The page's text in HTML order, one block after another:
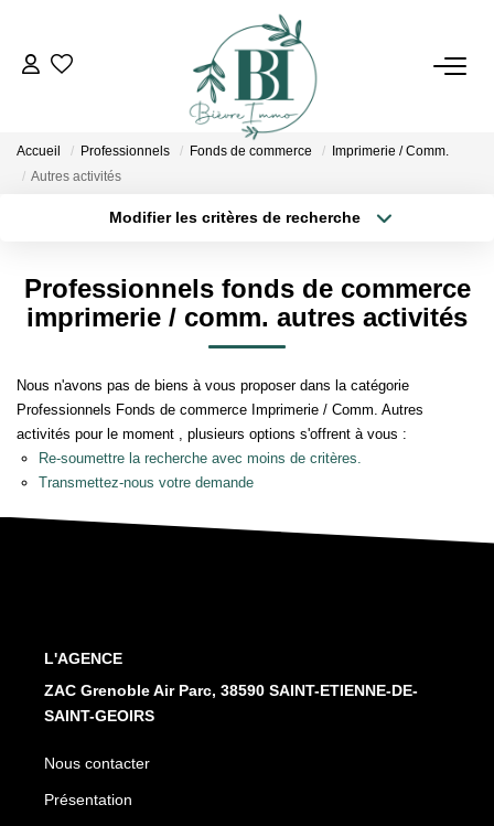
ACHETER
BIENS VENDUS
L'AGENCE
Qui Sommes Nous
Notre Équipe
Accueil Professionnels Fonds de commerce
Imprimerie / Comm.
Autres activités
Modifier les critères de recherche
Surface min Budget max
Professionnels fonds de commerce
imprimerie / comm. autres activités
Nous n'avons pas de biens à vous proposer dans la catégorie
Professionnels Fonds de commerce Imprimerie / Comm. Autres
activités pour le moment , plusieurs options s'offrent à vous :
Re-soumettre la recherche avec moins de critères.
Transmettez-nous votre demande
L'AGENCE
ZAC Grenoble Air Parc, 38590 SAINT-ETIENNE-DE-
SAINT-GEOIRS
Nous contacter
Présentation